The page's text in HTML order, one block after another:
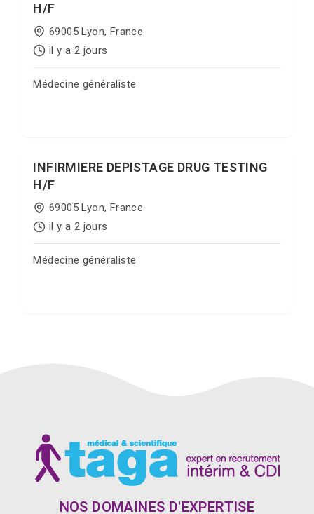
H/F
69005 Lyon, France
il y a 2 jours
Médecine généraliste
INFIRMIERE DEPISTAGE DRUG TESTING
H/F
69005 Lyon, France
il y a 2 jours
Médecine généraliste
NOS DOMAINES D'EXPERTISE